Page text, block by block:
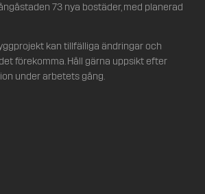
73 nya bostäder, med planerad
kan tillfälliga ändringar och
förekomma. Håll gärna uppsikt efter
under arbetets gång.